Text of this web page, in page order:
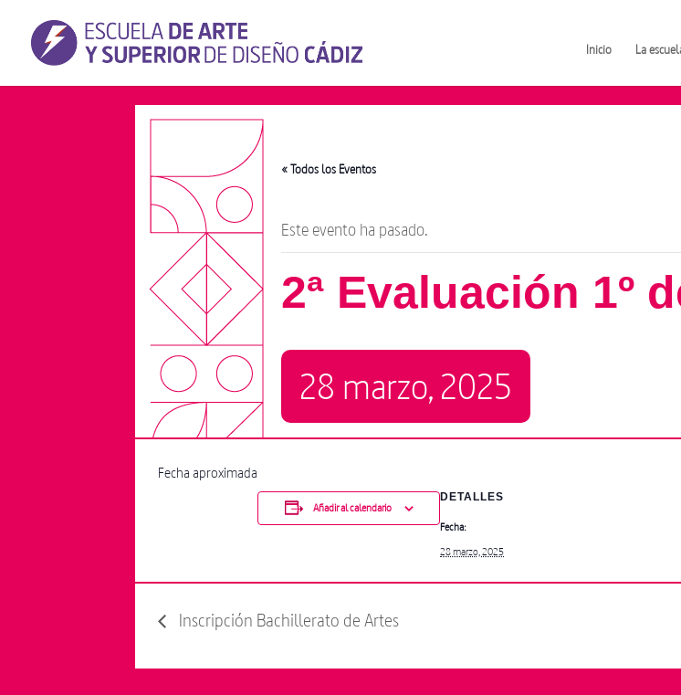
Inicio La
« Todos los Eventos
Este evento ha pasado.
2ª Evaluación 1º
28 marzo, 2025
Fecha aproximada
Añadir al calendario
DETALLES
Fecha:
28 marzo, 2025
Inscripción Bachillerato de Artes